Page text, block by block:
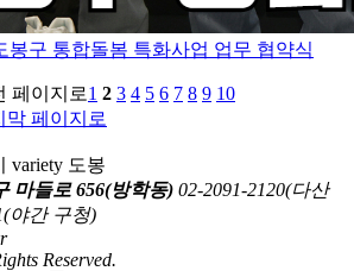
봉구 통합돌봄 특화사업 업무 협약식
1 2 3 4 5 6 7 8 9 10
마들로 656(방학동) 02-2091-2120(다산
야간 구청)
Reserved.